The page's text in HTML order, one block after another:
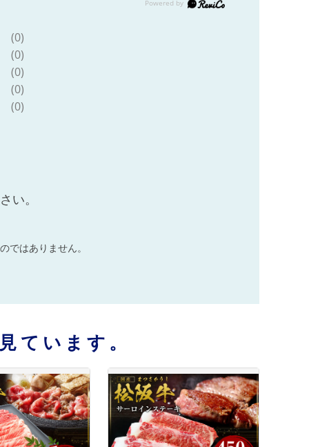
(0)
(0)
(0)
(0)
(0)
い。
ではありません。
ています。